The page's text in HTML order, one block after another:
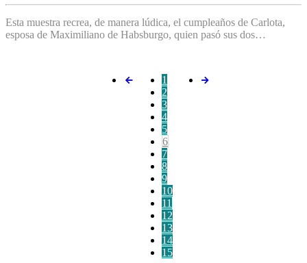
Esta muestra recrea, de manera lúdica, el cumpleaños de Carlota,
esposa de Maximiliano de Habsburgo, quien pasó sus dos…
1
2
3
4
5
6
7
8
9
10
11
12
13
14
15